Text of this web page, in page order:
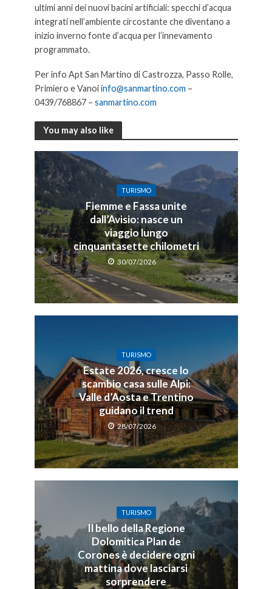
ultimi anni dei nuovi bacini artificiali: specchi d’acqua
integrati nell’ambiente circostante che diventano a
inizio inverno fonte d’acqua per l’innevamento
programmato.
Per info Apt San Martino di Castrozza, Passo Rolle,
Primiero e Vanoiinfo@sanmartino.com –
0439/768867 – sanmartino.com
You may also like
TURISMO
Fiemme e Fassa unite
dall’Avisio: nasce un
viaggio lungo
cinquantasette chilometri
30/07/2026
TURISMO
Estate 2026, cresce lo
scambio casa sulle Alpi:
Valle d’Aosta e Trentino
guidano il trend
28/07/2026
TURISMO
Il bello della Regione
Dolomitica Plan de
Corones è decidere ogni
mattina dove lasciarsi
sorprendere